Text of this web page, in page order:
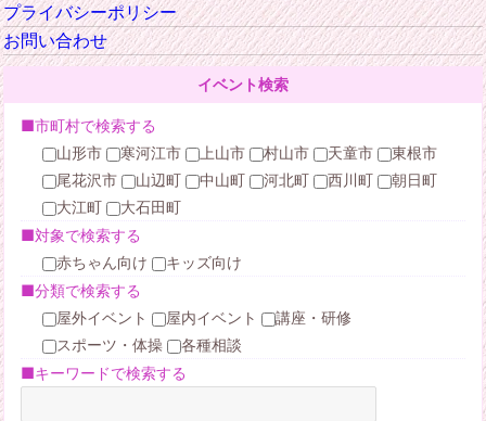
プライバシーポリシー
お問い合わせ
イベント検索
■市町村で検索する
山形市
寒河江市 上山市 村山市 天童市
東根市
尾花沢市
山辺町 中山町 河北町 西川町
朝日町
大江町
大石田町
■対象で検索する
赤ちゃん向け
キッズ向け
■分類で検索する
屋外イベント
屋内イベント
講座・研修
スポーツ・体操
各種相談
■キーワードで検索する